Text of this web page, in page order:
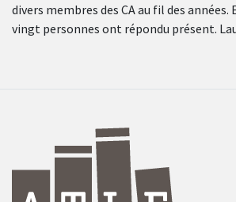
divers membres des CA au fil des
vingt personnes ont répondu présent.